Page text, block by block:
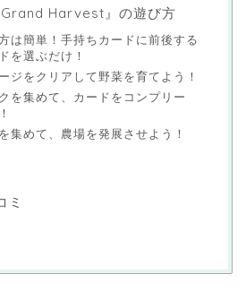
Harvest』の遊び方
は簡単！手持ちカードに前後する
を選ぶだけ！
ジをクリアして野菜を育てよう！
を集めて、カードをコンプリー
集めて、農場を発展させよう！
ミ